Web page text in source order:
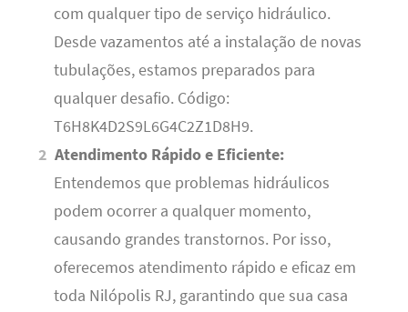
com qualquer tipo de serviço hidráulico.
Desde vazamentos até a instalação de novas
tubulações, estamos preparados para
qualquer desafio. Código:
T6H8K4D2S9L6G4C2Z1D8H9.
Atendimento Rápido e Eficiente:
Entendemos que problemas hidráulicos
podem ocorrer a qualquer momento,
causando grandes transtornos. Por isso,
oferecemos atendimento rápido e eficaz em
toda Nilópolis RJ, garantindo que sua casa